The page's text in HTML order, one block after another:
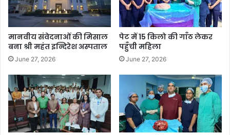
मानवीय संवेदनाओं की मिसाल
बना श्री महंत इन्दिरेश अस्पताल
June 27, 2026
पेट में 15 किलो की गाँठ लेकर
पहुँची महिला
June 27, 2026